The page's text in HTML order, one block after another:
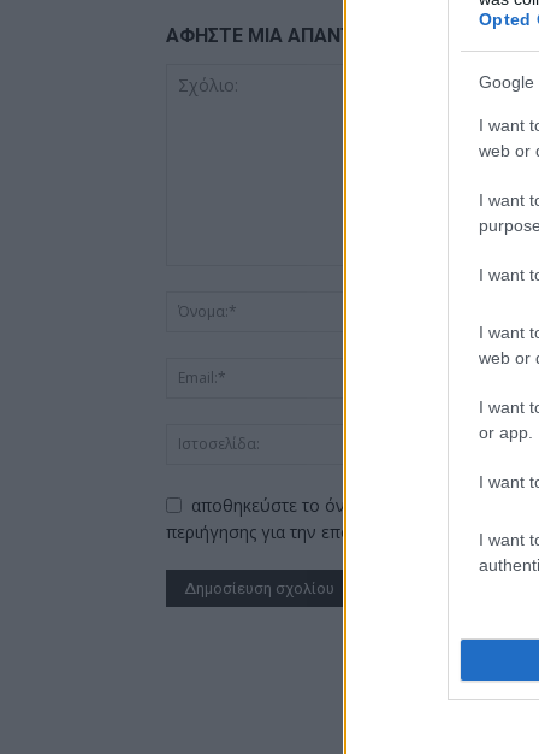
Opted
Google
I want
web or
I want
I want
I want
web or
I want
or app.
I want
I want
ΑΦΗΣΤΕ ΜΙΑ ΑΠΑΝΤΗΣΗ
αποθηκεύστε το όνομα, το ηλεκτρονικό
περιήγησης για την επόμενη φορά που θα